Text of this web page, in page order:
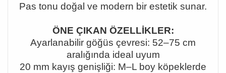
Pas tonu doğal ve modern bir estetik sunar.
ÖNE ÇIKAN ÖZELLİKLER:
Ayarlanabilir göğüs çevresi: 52–75 cm
aral ığında ideal uyum
20 mm kayış genişliği: M–L boy köpeklerde